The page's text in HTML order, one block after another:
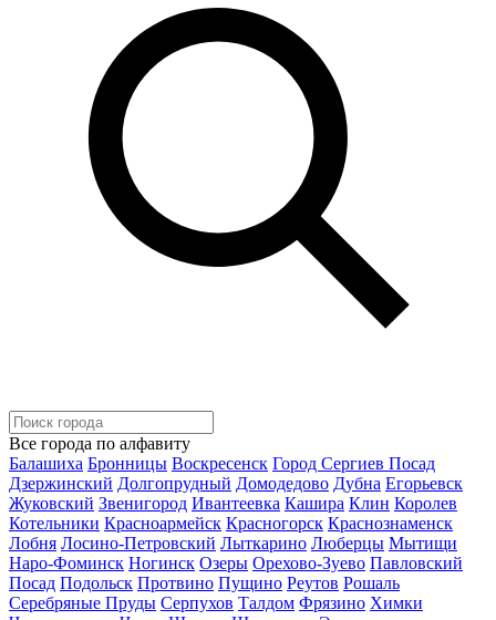
Все города по алфавиту
Балашиха Бронницы Воскресенск Город Сергиев Посад
Дзержинский Долгопрудный Домодедово Дубна Егорьевск
Жуковский Звенигород Ивантеевка Кашира Клин Королев
Котельники Красноармейск Красногорск Краснознаменск
Лобня Лосино-Петровский Лыткарино Люберцы Мытищи
Наро-Фоминск Ногинск Озеры Орехово-Зуево Павловский
Посад Подольск Протвино Пущино Реутов Рошаль
Серебряные Пруды Серпухов Талдом Фрязино Химки